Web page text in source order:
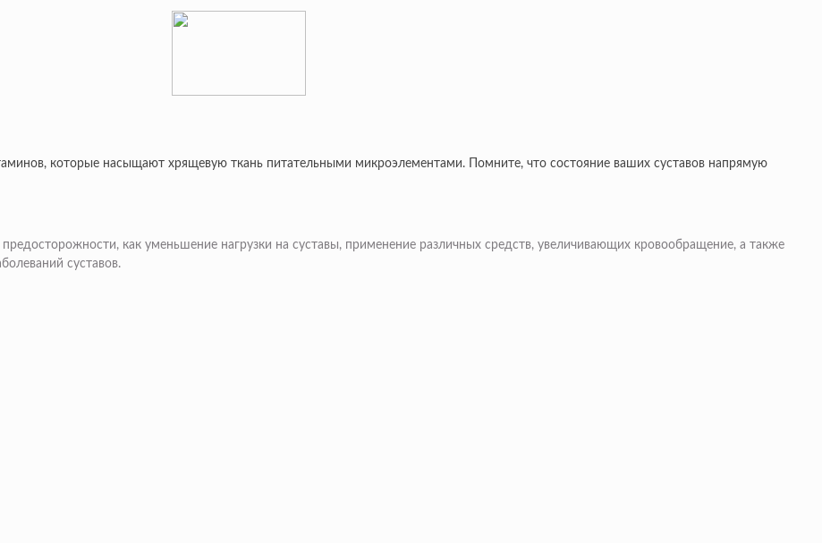
которые насыщают хрящевую ткань питательными микроэлементами. Помните, что состояние ваших суставов напрямую
как уменьшение нагрузки на суставы, применение различных средств, увеличивающих кровообращение, а также
суставов.